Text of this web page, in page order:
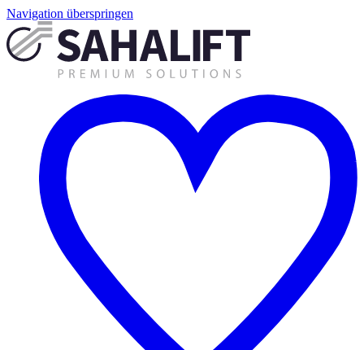
Navigation überspringen